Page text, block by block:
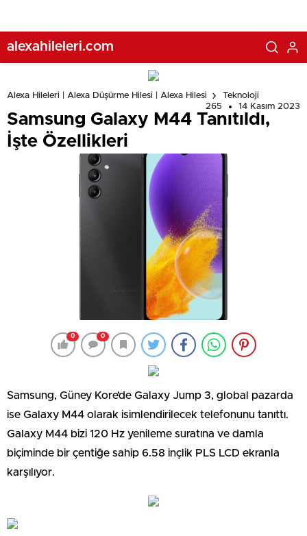
alexahileleri.com
Alexa Hileleri | Alexa Düşürme Hilesi | Alexa Hilesi
Teknoloji
265
14 Kasım 2023
Samsung Galaxy M44 Tanıtıldı,
İşte Özellikleri
0 0
Samsung, Güney Kore’de Galaxy Jump 3, global pazarda
ise Galaxy M44 olarak isimlendirilecek telefonunu tanıttı.
Galaxy M44 bizi 120 Hz yenileme suratına ve damla
biçiminde bir çentiğe sahip 6.58 inçlik PLS LCD ekranla
karşılıyor.